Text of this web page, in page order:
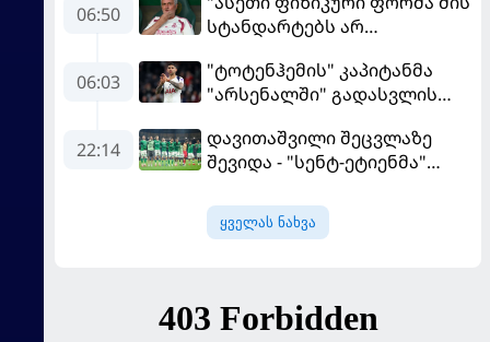
06:50
სტანდარტებს არ
"რეალის" ახალწვეული
გააკრიტიკა
06:03
"ტოტენჰემის" კაპიტანმა
"არსენალში" გადასვლის
22:14
დავითაშვილი შეცვლაზე
შევიდა - "სენტ-ეტიენმა"
ყველას ნახვა